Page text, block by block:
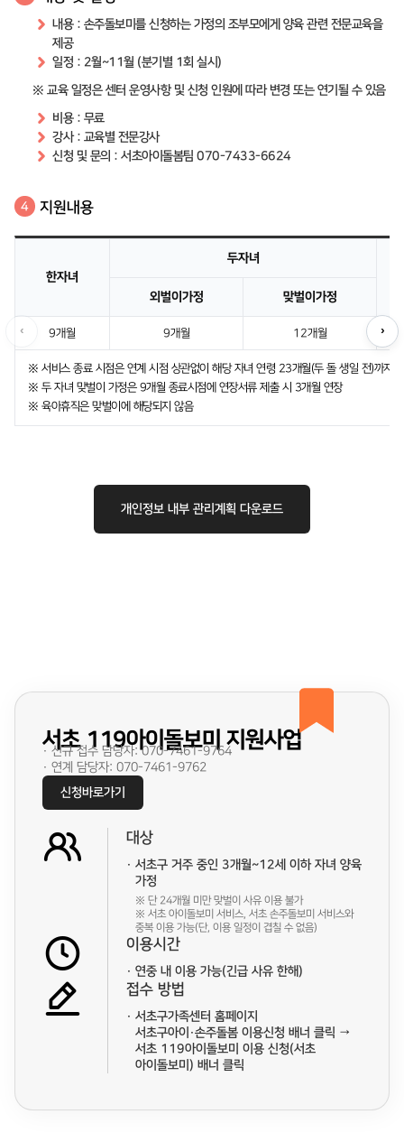
내용 : 손주돌보미를 신청하는 가정의 조부모에게 양육 관련 전문교육을
제공
일정 : 2월~11월 (분기별 1회 실시)
※ 교육 일정은 센터 운영사항 및 신청 인원에 따라 변경 또는 연기될 수 있음
비용 : 무료
강사 : 교육별 전문강사
신청 및 문의 : 서초아이돌봄팀 070-7433-6624
4 지원내용
‹ ›
한자녀
두자녀
외벌이가정 맞벌이가정
9개월 9개월 12개월
※ 서비스 종료 시점은 연계 시점 상관없이 해당 자녀 연령 23개월(두 돌 생일 전)까지
※ 두 자녀 맞벌이 가정은 9개월 종료시점에 연장서류 제출 시 3개월 연장
※ 육아휴직은 맞벌이에 해당되지 않음
개인정보 내부 관리계획 다운로드
서초 119아이돌보미 지원사업
· 신규 접수 담당자: 070-7461-9764
· 연계 담당자: 070-7461-9762
신청바로가기
대상
서초구 거주 중인 3개월~12세 이하 자녀 양육
가정
※ 단 24개월 미만 맞벌이 사유 이용 불가
※ 서초 아이돌보미 서비스, 서초 손주돌보미 서비스와
중복 이용 가능(단, 이용 일정이 겹칠 수 없음)
이용시간
연중 내 이용 가능(긴급 사유 한해)
접수 방법
서초구가족센터 홈페이지
서초구아이·손주돌봄 이용신청 배너 클릭 →
서초 119아이돌보미 이용 신청(서초
아이돌보미) 배너 클릭